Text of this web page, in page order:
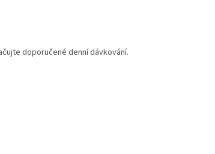
doporučené denní dávkování.